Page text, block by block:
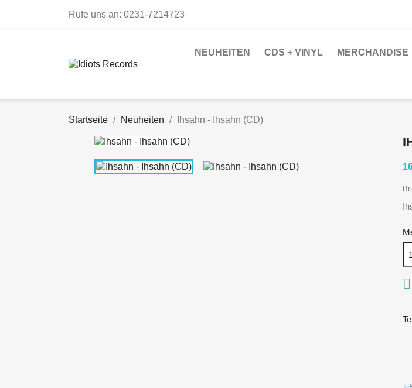
Rufe uns an: 0231-7214723
NEUHEITEN CDS + VINYL MERCHANDISE
Startseite Neuheiten Ihsahn - Ihsahn (CD)
